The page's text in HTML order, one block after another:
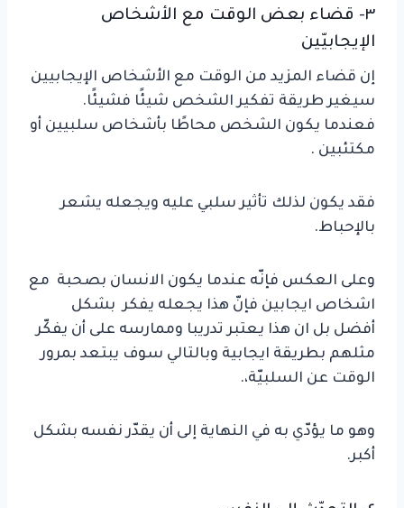
٣- قضاء بعض الوقت مع الأشخاص
الإيجابيّين
إن قضاء المزيد من الوقت مع الأشخاص الإيجابيين
سيغير طريقة تفكير الشخص شيئًا فشيئًا.
فعندما يكون الشخص محاطًا بأشخاص سلبيين أو
مكتئبين .
فقد يكون لذلك تأثير سلبي عليه ويجعله يشعر
بالإحباط.
وعلى العكس فإنّه عندما يكون الانسان بصحبة مع
اشخاص ايجابين فإنّ هذا يجعله يفكر بشكل
أفضل بل ان هذا يعتبر تدريبا وممارسه على أن يفكّر
مثلهم بطريقة ايجابية وبالتالي سوف يبتعد بمرور
الوقت عن السلبيّة،.
وهو ما يؤدّي به في النهاية إلى أن يقدّر نفسه بشكل
أكبر.